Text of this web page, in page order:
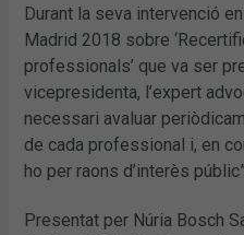
Durant la seva intervenció
Madrid 2018 sobre
professionals’ que va ser
vicepresidenta, l’expert
necessari avaluar
de cada professional i, en
ho per raons d’interès
Presentat per Núria Bosch